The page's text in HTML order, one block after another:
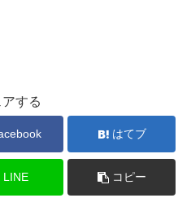
アする
はてブ
LINE コピー